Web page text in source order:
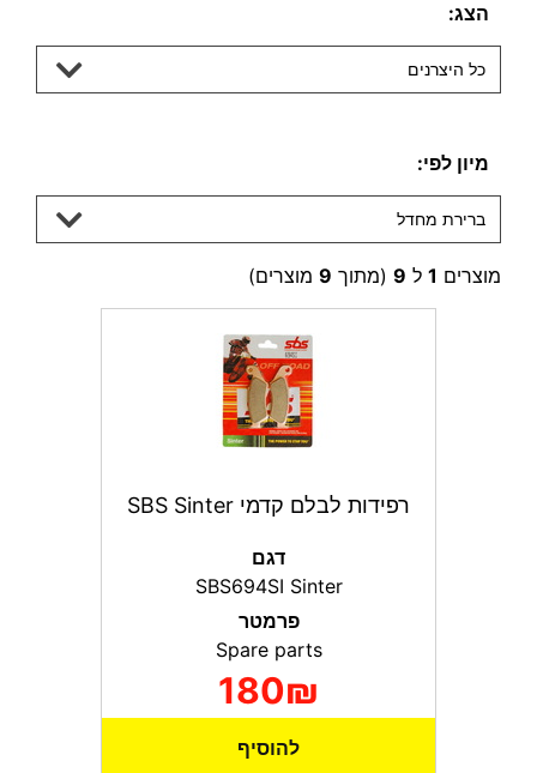
הצג:
כל היצרנים
מיון לפי:
ברירת מחדל
מוצרים 1 ל 9 (מתוך 9 מוצרים)
רפידות לבלם קדמי SBS Sinter
דגם
SBS694SI Sinter
פרמטר
Spare parts
180₪
להוסיף